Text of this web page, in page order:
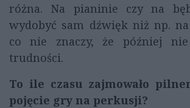
różna. Na pianinie czy na
wydobyć sam dźwięk niż np.
co nie znaczy, że później
trudności.
To ile czasu zajmowało
pojęcie gry na perkusji?